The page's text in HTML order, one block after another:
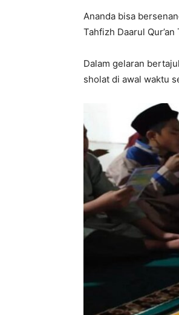
Ananda bisa
Tahfizh Daarul
Dalam gelaran
sholat di awal waktu